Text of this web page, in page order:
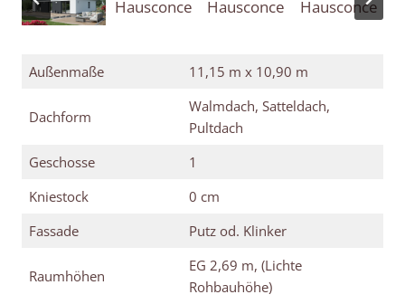
Außenmaße 11,15 m x 10,90 m
Dachform
Walmdach, Satteldach,
Pultdach
Geschosse
1
Kniestock
0 cm
Fassade
Putz od. Klinker
Raumhöhen
EG 2,69 m, (Lichte
Rohbauhöhe)